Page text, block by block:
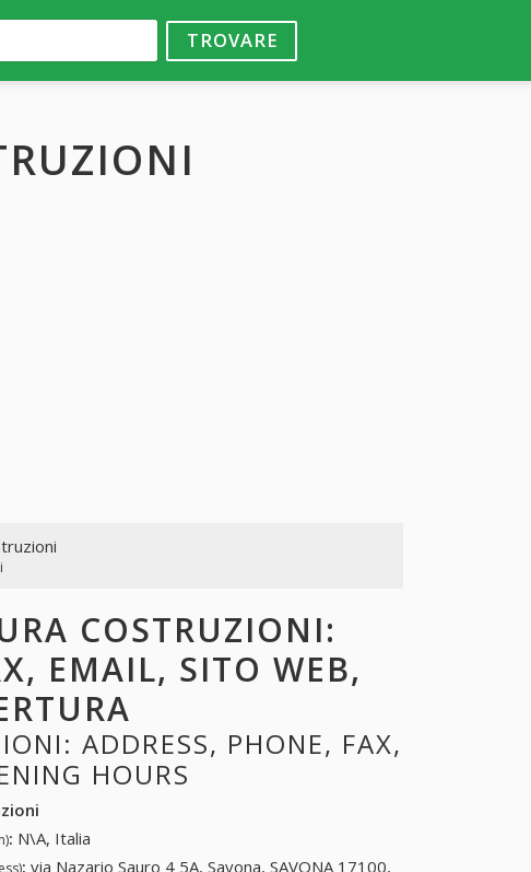
TROVARE
COSTRUZIONI:
EMAIL, SITO WEB,
ADDRESS, PHONE, FAX,
HOURS
: N\A, Italia
: via Nazario Sauro 4 5A, Savona, SAVONA 17100,